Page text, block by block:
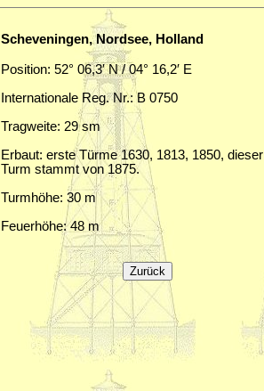
Scheveningen, Nordsee, Holland
Position: 52° 06,3′ N / 04° 16,2′ E
Internationale Reg. Nr.: B 0750
Tragweite: 29 sm
Erbaut: erste Türme 1630, 1813, 1850, dieser
Turm stammt von 1875.
Turmhöhe: 30 m
Feuerhöhe: 48 m